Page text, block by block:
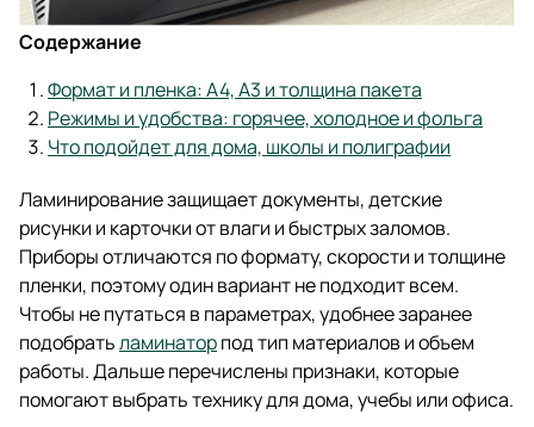
Содержание
Формат и пленка: А4, А3 и толщина пакета
Режимы и удобства: горячее, холодное и фольга
Что подойдет для дома, школы и полиграфии
Ламинирование защищает документы, детские
рисунки и карточки от влаги и быстрых заломов.
Приборы отличаются по формату, скорости и толщине
пленки, поэтому один вариант не подходит всем.
Чтобы не путаться в параметрах, удобнее заранее
подобратьламинаторпод тип материалов и объем
работы. Дальше перечислены признаки, которые
помогают выбрать технику для дома, учебы или офиса.